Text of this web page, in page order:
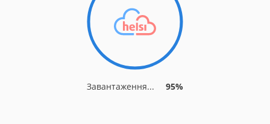
Завантаження... 95%